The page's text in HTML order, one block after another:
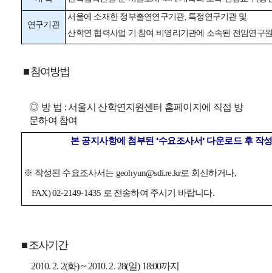
연구기관
서울에 소재한 정부출연연구기관, 특정연구기관 및
산학연 협력사업 기 참여 비영리기관에 소속된 전임연구
■ 참여방법
◎ 방 법 : 서울시 산학연지원센터 홈페이지에 직접 방
문하여 참여
본 공지사항에 첨부된 '수요조사서' 다운로드 후 작성
※ 작성된 수요조사서는 geohyun@sdi.re.kr로 회신하거나,
FAX) 02-2149-1435 로 전송하여 주시기 바랍니다.
■ 조사기간
2010. 2. 2(화) ~ 2010. 2. 28(일) 18:00까지